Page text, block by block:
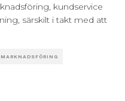
kundservice
särskilt i takt med att
MARKNADSFÖRING